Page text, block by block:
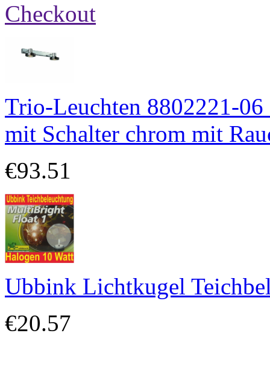
Checkout
Trio-Leuchten 8802221-
mit Schalter chrom mit
€93.51
Ubbink Lichtkugel
€20.57